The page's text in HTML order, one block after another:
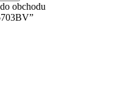
obchodu